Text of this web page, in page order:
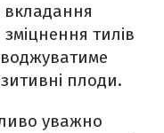
тилів
плоди.
уважно